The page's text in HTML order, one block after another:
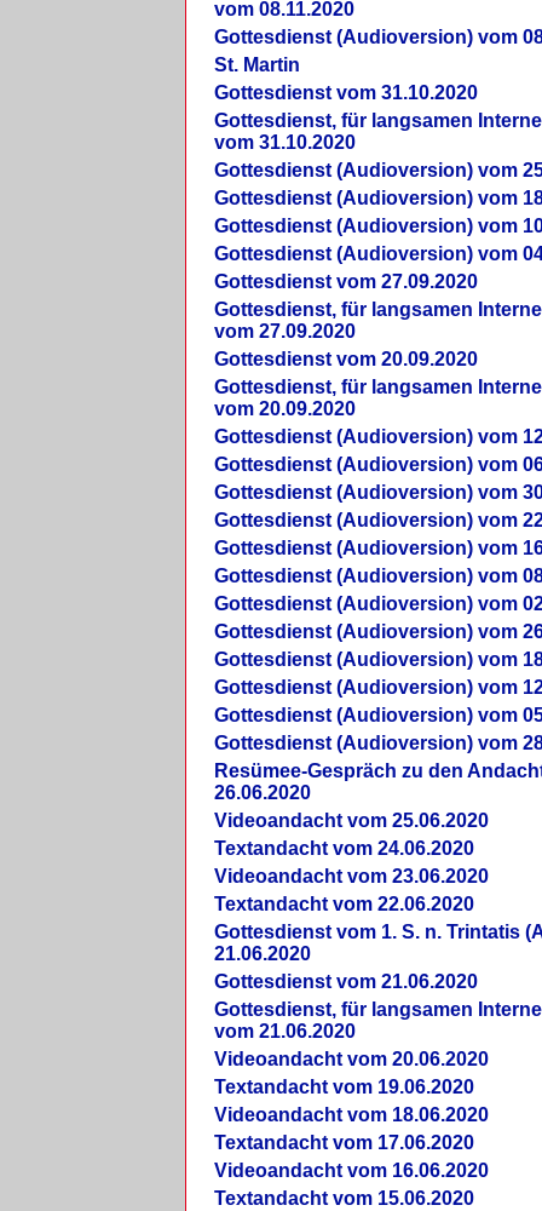
vom 08.11.2020
Gottesdienst (Audioversion) vom
St. Martin
Gottesdienst vom 31.10.2020
Gottesdienst, für langsamen
vom 31.10.2020
Gottesdienst (Audioversion) vom
Gottesdienst (Audioversion) vom
Gottesdienst (Audioversion) vom
Gottesdienst (Audioversion) vom
Gottesdienst vom 27.09.2020
Gottesdienst, für langsamen
vom 27.09.2020
Gottesdienst vom 20.09.2020
Gottesdienst, für langsamen
vom 20.09.2020
Gottesdienst (Audioversion) vom
Gottesdienst (Audioversion) vom
Gottesdienst (Audioversion) vom
Gottesdienst (Audioversion) vom
Gottesdienst (Audioversion) vom
Gottesdienst (Audioversion) vom
Gottesdienst (Audioversion) vom
Gottesdienst (Audioversion) vom
Gottesdienst (Audioversion) vom
Gottesdienst (Audioversion) vom
Gottesdienst (Audioversion) vom
Gottesdienst (Audioversion) vom
Re­sü­mee-Gespräch zu den
26.06.2020
Videoandacht vom 25.06.2020
Textandacht vom 24.06.2020
Videoandacht vom 23.06.2020
Textandacht vom 22.06.2020
Gottesdienst vom 1. S. n. Trintatis
21.06.2020
Gottesdienst vom 21.06.2020
Gottesdienst, für langsamen
vom 21.06.2020
Videoandacht vom 20.06.2020
Textandacht vom 19.06.2020
Videoandacht vom 18.06.2020
Textandacht vom 17.06.2020
Videoandacht vom 16.06.2020
Textandacht vom 15.06.2020